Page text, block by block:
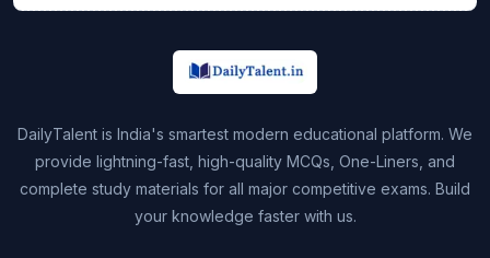
DailyTalent is India's smartest modern educational platform. We
provide lightning-fast, high-quality MCQs, One-Liners, and
complete study materials for all major competitive exams. Build
your knowledge faster with us.